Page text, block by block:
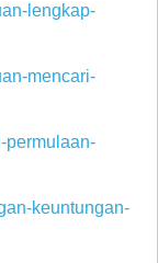
lengkap-
mencari-
permulaan-
keuntungan-